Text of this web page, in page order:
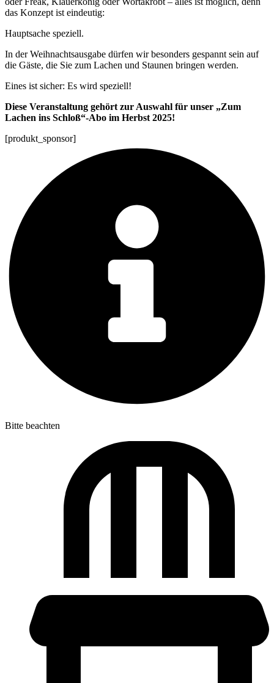
das Konzept ist eindeutig:
Hauptsache speziell.
In der Weihnachtsausgabe dürfen wir besonders gespannt sein auf
die Gäste, die Sie zum Lachen und Staunen bringen werden.
Eines ist sicher: Es wird speziell!
Diese Veranstaltung gehört zur Auswahl für unser „Zum
Lachen ins Schloß“-Abo im Herbst 2025!
[produkt_sponsor]
Bitte beachten